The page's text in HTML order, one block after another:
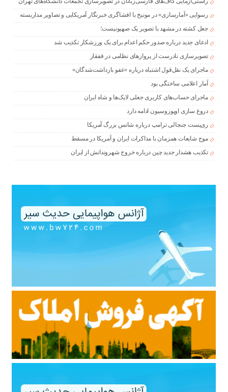
رسوایی «آمارسازی» در مونیخ با افشاگری خبرنگار آمریکایی و تصاویر مداربسته
جعل کشته در مشهد با تصویر یک صهیونیست؛
ادعای جدید درباره صدور حکم اعدام برای یک ورزشکار تکذیب شد
تصویرسازی نادرست از پروازهای نظامی در قفقاز
ماجرای یک نقل‌قول اشتباه درباره «عفو بازداشت‌شدگان»
آمار اعلامی ساختگی بود
ماجرای حساب‌های کاربری جعلی لایک‌ها و شاه ایران
دروغ سازی اوپوزوسیون ادامه دارد
ری‌پست جنجالی ترامپ درباره شانس بزرگ آمریکا
موج شایعات همزمان با مذاکرات ایران و آمریکا در مسقط
تکذیب هشدار جدید چین درباره خروج شهروندانش از ایران